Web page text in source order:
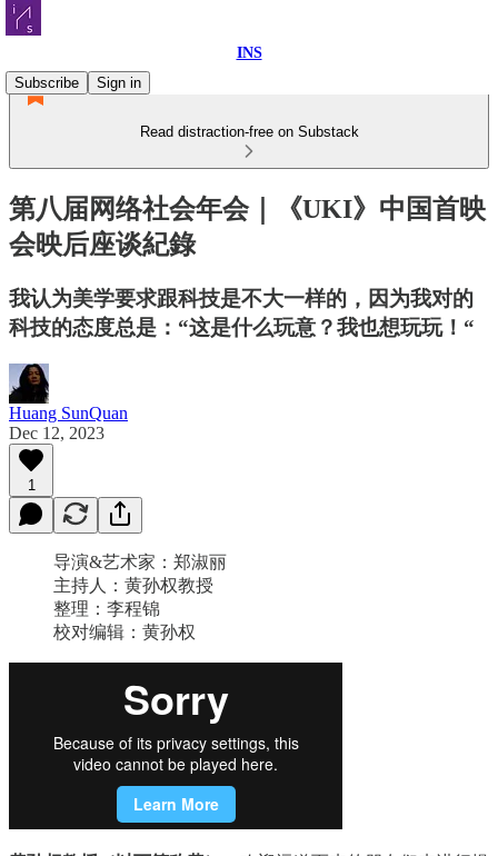
INS
Subscribe
Sign in
Read distraction-free on Substack
第八届网络社会年会｜《UKI》中国首映
会映后座谈紀錄
我认为美学要求跟科技是不大一样的，因为我对的
科技的态度总是：“这是什么玩意？我也想玩玩！“
Huang SunQuan
Dec 12, 2023
1
导演&艺术家：郑淑丽
主持人：黄孙权教授
整理：李程锦
校对编辑：黄孙权